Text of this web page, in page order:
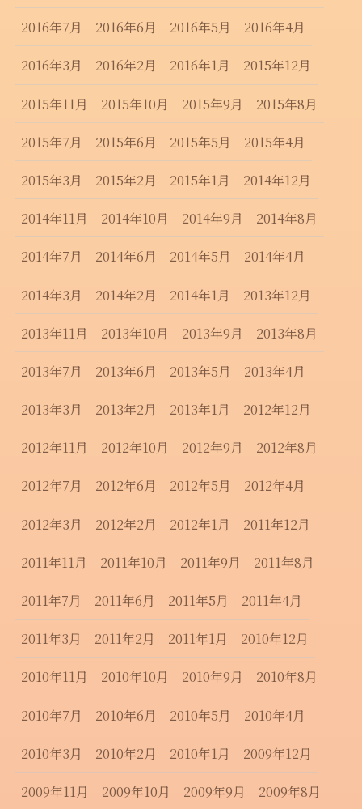
2016年7月
2016年6月 2016年5月
2016年4月
2016年3月
2016年2月 2016年1月
2015年12月
2015年11月
2015年10月 2015年9月
2015年8月
2015年7月
2015年6月 2015年5月
2015年4月
2015年3月
2015年2月 2015年1月
2014年12月
2014年11月
2014年10月 2014年9月
2014年8月
2014年7月
2014年6月 2014年5月
2014年4月
2014年3月
2014年2月 2014年1月
2013年12月
2013年11月
2013年10月 2013年9月
2013年8月
2013年7月
2013年6月 2013年5月
2013年4月
2013年3月
2013年2月 2013年1月
2012年12月
2012年11月
2012年10月 2012年9月
2012年8月
2012年7月
2012年6月 2012年5月
2012年4月
2012年3月
2012年2月 2012年1月
2011年12月
2011年11月
2011年10月 2011年9月
2011年8月
2011年7月
2011年6月 2011年5月
2011年4月
2011年3月
2011年2月 2011年1月
2010年12月
2010年11月
2010年10月 2010年9月
2010年8月
2010年7月
2010年6月 2010年5月
2010年4月
2010年3月
2010年2月 2010年1月
2009年12月
2009年11月
2009年10月 2009年9月
2009年8月